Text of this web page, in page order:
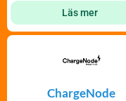
Läs mer
ChargeNode